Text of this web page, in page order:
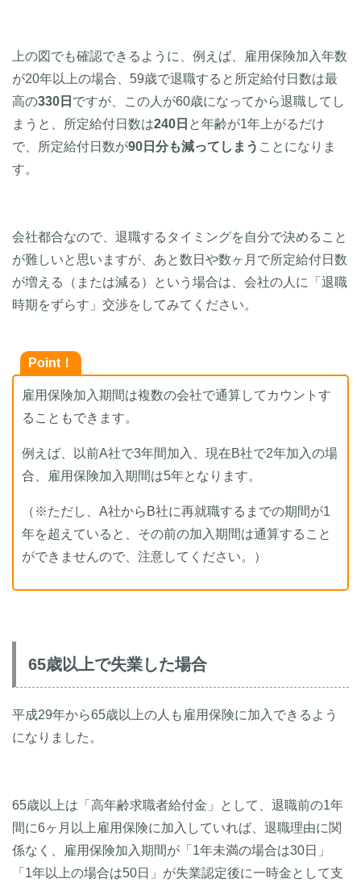
上の図でも確認できるように、例えば、雇用保険加入年数
が20年以上の場合、59歳で退職すると所定給付日数は最
高の330日 ですが、この人が60歳になってから退職してし
まうと、所定給付日数は240日 と年齢が1年上がるだけ
で、所定給付日数が90日分も減ってしまう ことになりま
す。
会社都合なので、退職するタイミングを自分で決めること
が難しいと思いますが、あと数日や数ヶ月で所定給付日数
が増える（または減る）という場合は、会社の人に「退職
時期をずらす」交渉をしてみてください。
Point！
雇用保険加入期間は複数の会社で通算してカウントす
ることもできます。
例えば、以前A社で3年間加入、現在B社で2年加入の場
合、雇用保険加入期間は5年となります。
（※ただし、A社からB社に再就職するまでの期間が1
年を超えていると、その前の加入期間は通算すること
ができませんので、注意してください。）
65歳以上で失業した場合
平成29年から65歳以上の人も雇用保険に加入できるよう
になりました。
65歳以上は「高年齢求職者給付金」として、退職前の1年
間に6ヶ月以上雇用保険に加入していれば、退職理由に関
係なく、雇用保険加入期間が「1年未満の場合は30日」
「1年以上の場合は50日」が失業認定後に一時金として支